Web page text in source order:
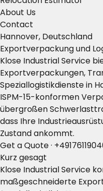
About Us
Contact
Hannover, Deutschland
Exportverpackung und
Klose Industrial Service
Exportverpackungen,
Speziallogistikdienste in
ISPM-15-konformen
übergroßen
dass Ihre
Zustand ankommt.
Get a Quote·
Kurz gesagt
Klose Industrial Service
maßgeschneiderte